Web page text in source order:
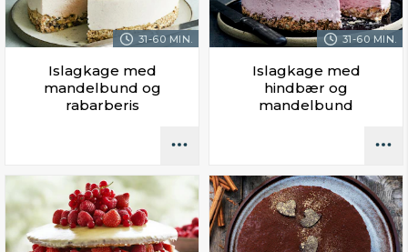
31-60 MIN.
Islagkage med
mandelbund og
rabarberis
31-60 MIN.
Islagkage med
hindbær og
mandelbund